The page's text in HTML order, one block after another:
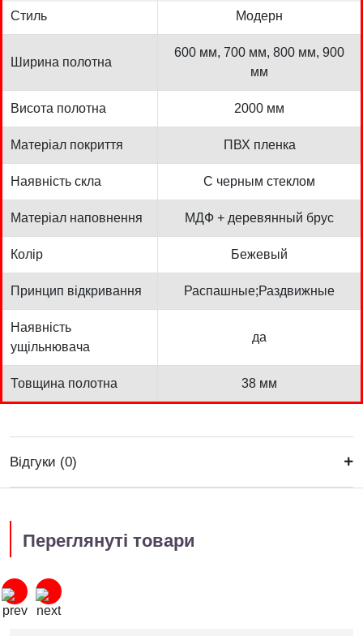
Стиль Модерн
Ширина полотна
600 мм, 700 мм, 800 мм, 900
мм
Висота полотна 2000 мм
Матеріал покриття ПВХ пленка
Наявність скла С черным стеклом
Матеріал наповнення МДФ + деревянный брус
Колір Бежевый
Принцип відкривання Распашные;Раздвижные
Наявність
ущільнювача
да
Товщина полотна 38 мм
Відгуки (0)
Переглянуті товари